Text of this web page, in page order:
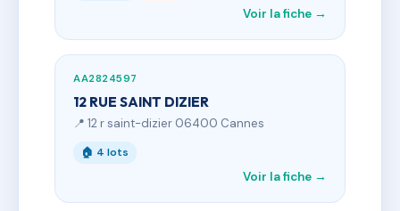
Voir la fiche →
AA2824597
12 RUE SAINT DIZIER
📍 12 r saint-dizier 06400 Cannes
🏠 4 lots
Voir la fiche →